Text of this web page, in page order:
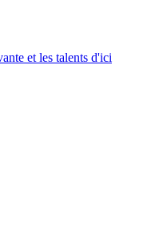
et les talents d'ici